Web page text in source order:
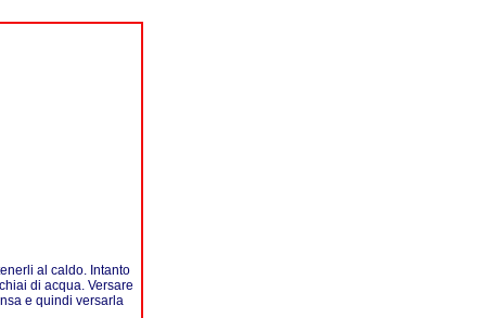
al caldo. Intanto
di acqua. Versare
e quindi versarla